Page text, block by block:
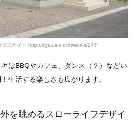
公式サイト http://egawa-c.com/works/244/
はBBQやカフェ、ダンス（？）などい
生活する楽しさも広がります。
を眺めるスローライフデザイ